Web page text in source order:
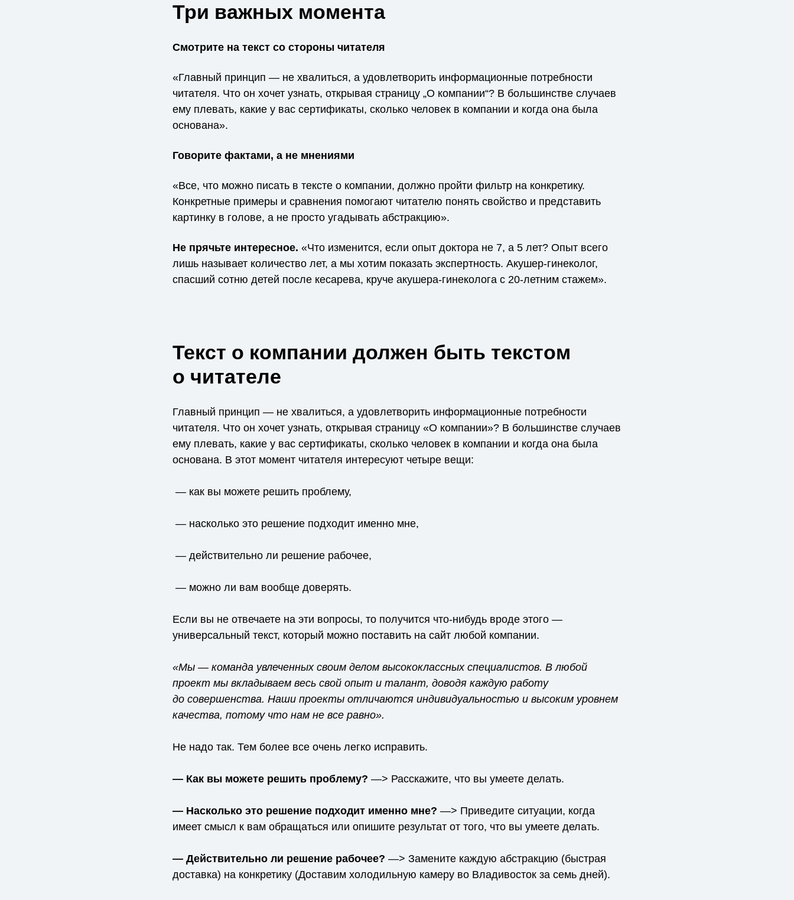
Три важных момента
Смотрите на текст со стороны читателя
«Главный принцип — не хвалиться, а удовлетворить информационные потребности
читателя. Что он хочет узнать, открывая страницу „О компании“? В большинстве случаев
ему плевать, какие у вас сертификаты, сколько человек в компании и когда она была
основана».
Говорите фактами, а не мнениями
«Все, что можно писать в тексте о компании, должно пройти фильтр на конкретику.
Конкретные примеры и сравнения помогают читателю понять свойство и представить
картинку в голове, а не просто угадывать абстракцию».
Не прячьте интересное. «Что изменится, если опыт доктора не 7, а 5 лет? Опыт всего
лишь называет количество лет, а мы хотим показать экспертность. Акушер-гинеколог,
спасший сотню детей после кесарева, круче акушера-гинеколога с 20-летним стажем».
Текст о компании должен быть текстом
о читателе
Главный принцип — не хвалиться, а удовлетворить информационные потребности
читателя. Что он хочет узнать, открывая страницу «О компании»? В большинстве случаев
ему плевать, какие у вас сертификаты, сколько человек в компании и когда она была
основана. В этот момент читателя интересуют четыре вещи:
— как вы можете решить проблему,
— насколько это решение подходит именно мне,
— действительно ли решение рабочее,
— можно ли вам вообще доверять.
Если вы не отвечаете на эти вопросы, то получится что-нибудь вроде этого —
универсальный текст, который можно поставить на сайт любой компании.
«Мы — команда увлеченных своим делом высококлассных специалистов. В любой
проект мы вкладываем весь свой опыт и талант, доводя каждую работу
до совершенства. Наши проекты отличаются индивидуальностью и высоким уровнем
качества, потому что нам не все равно».
Не надо так. Тем более все очень легко исправить.
— Как вы можете решить проблему? —> Расскажите, что вы умеете делать.
— Насколько это решение подходит именно мне? —> Приведите ситуации, когда
имеет смысл к вам обращаться или опишите результат от того, что вы умеете делать.
— Действительно ли решение рабочее? —> Замените каждую абстракцию (быстрая
доставка) на конкретику (Доставим холодильную камеру во Владивосток за семь дней).